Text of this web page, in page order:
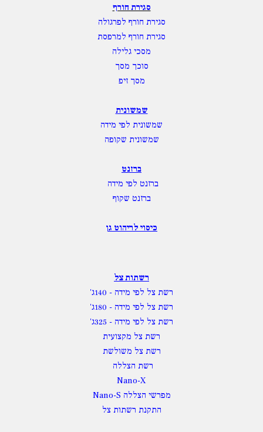
סגירת חורף
סגירת חורף לפרגולה
סגירת חורף למרפסת
מסכי גלילה
סוכך מסך
מסך זיפ
שמשונית
שמשונית לפי מידה
שמשונית שקופה
ברזנט
ברזנט לפי מידה
ברזנט שקוף
כיסוי לריהוט גן
רשתות צל
רשת צל לפי מידה - 140ג'
רשת צל לפי מידה - 180ג'
רשת צל לפי מידה - 325ג'
רשת צל מקצועית
רשת צל משולשת
רשת הצללה
Nano-X
מפרשי הצללה Nano-S
התקנת רשתות צל